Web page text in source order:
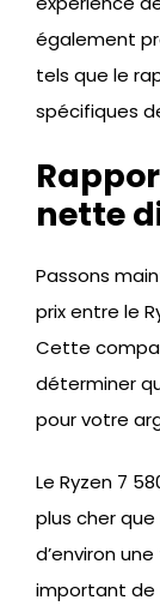
également
tels que le
spécifiques
nette
Passons
prix entre le
Cette
déterminer
pour votre
Le Ryzen 7
plus cher
d’environ
important de